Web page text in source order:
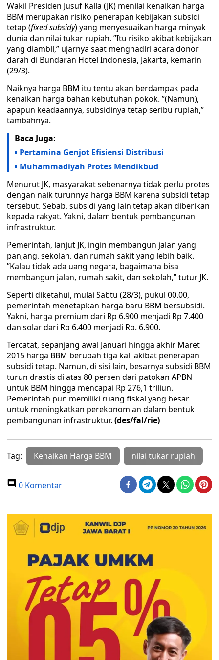
Wakil Presiden Jusuf Kalla (JK) menilai kenaikan harga
BBM merupakan risiko penerapan kebijakan subsidi
teta‎p (fixed subsidy) yang menyesuaikan harga minyak
dunia dan nilai tukar rupiah. ’’Itu risiko akibat kebijakan
yang diambil,’’ ujarnya saat menghadiri acara donor
darah di Bundaran Hotel Indonesia, Jakarta, kemarin
(29/3).
Naiknya harga BBM itu tentu akan berdampak pada
kenaikan harga bahan kebutuhan pokok. ’’(Namun),
apapun keadaannya, subsidinya tetap seribu rupiah,’’
tambahnya.
Baca Juga:
Pertamina Genjot Efisiensi Distribusi
Muhammadiyah Protes Mendikbud
Menurut JK, masyarakat sebenarnya tidak perlu protes
dengan naik turunnya harga BBM karena subsidi tetap
tersebut. Sebab, subsidi yang lain tetap akan diberikan
kepada rakyat. Yakni, dalam bentuk pembangunan
infrastruktur.
Pemerintah, lanjut JK, ingin membangun jalan yang
panjang, sekolah, dan rumah sakit yang lebih baik.
’’Kalau tidak ada uang negara, bagaimana bisa
membangun jalan, rumah sakit, dan sekolah,’’ tutur JK.
Seperti diketahui, mulai Sabtu (28/3), pukul 00.00,
pemerintah menetapkan harga baru BBM bersubsidi.
Yakni, harga‎ premium dari Rp 6.900 menjadi Rp 7.400
dan solar dari Rp 6.400 menjadi Rp. 6.900.
Tercatat, sepanjang awal Januari hingga akhir Maret
2015 harga BBM berubah tiga kali akibat penerapan
subsidi tetap. Namun, di sisi lain, besarnya subsidi BBM
turun drastis di atas 80 persen dari patokan APBN
untuk BBM hingga mencapai Rp 276,1 triliun.
Pemerintah pun memiliki ruang fiskal yang besar
untuk meningkatkan perekonomian dalam bentuk
pembangunan infrastruktur.‎ (des/fal/rie)
Tag: Kenaikan Harga BBM nilai tukar rupiah
0 Komentar